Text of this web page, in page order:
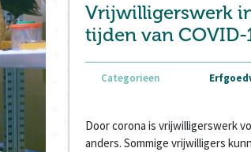
Vrijwilligerswerk
tijden van COVID-
Categorieen
Door corona is vrijwilligerswerk
anders. Sommige vrijwilligers